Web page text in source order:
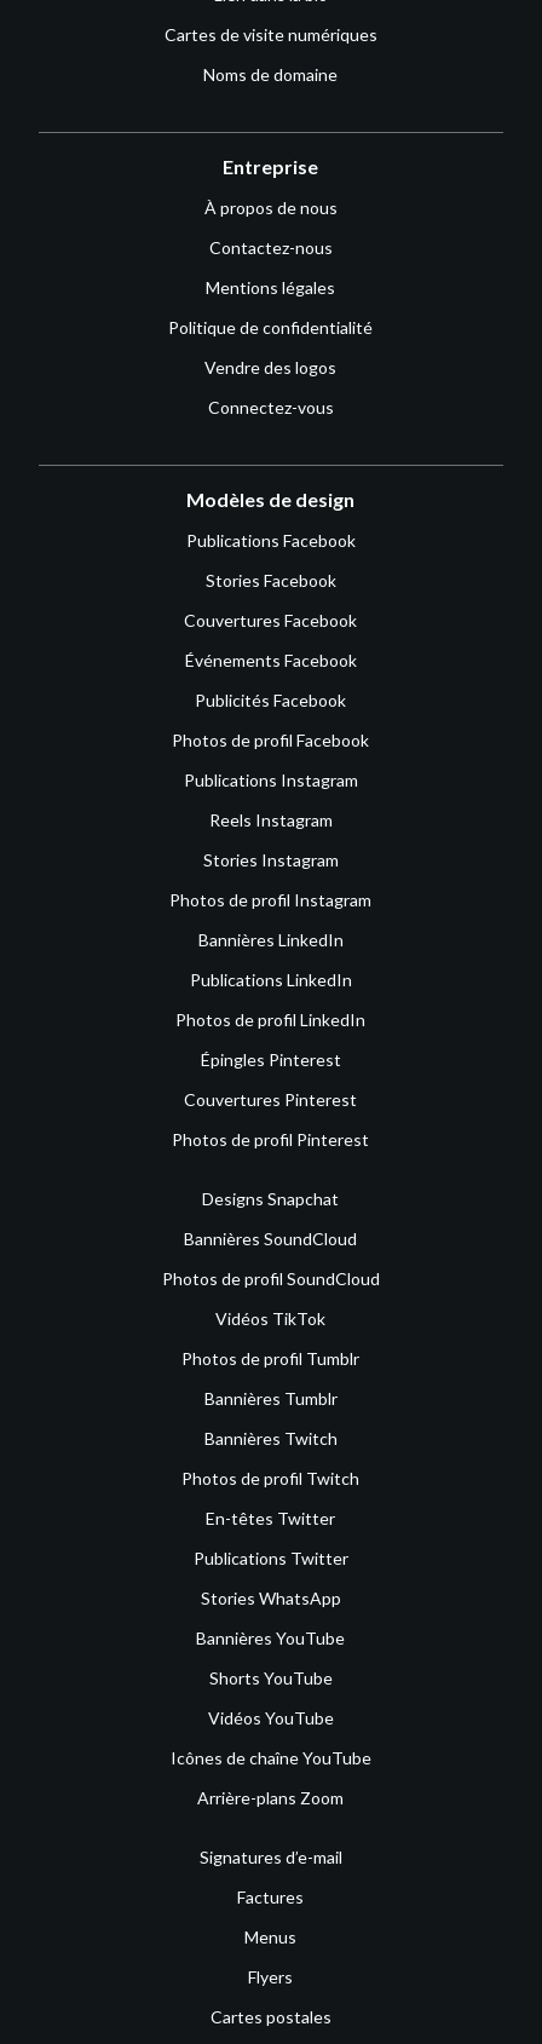
Cartes de visite numériques
Noms de domaine
Entreprise
À propos de nous
Contactez-nous
Mentions légales
Politique de confidentialité
Vendre des logos
Connectez-vous
Modèles de design
Publications Facebook
Stories Facebook
Couvertures Facebook
Événements Facebook
Publicités Facebook
Photos de profil Facebook
Publications Instagram
Reels Instagram
Stories Instagram
Photos de profil Instagram
Bannières LinkedIn
Publications LinkedIn
Photos de profil LinkedIn
Épingles Pinterest
Couvertures Pinterest
Photos de profil Pinterest
Designs Snapchat
Bannières SoundCloud
Photos de profil SoundCloud
Vidéos TikTok
Photos de profil Tumblr
Bannières Tumblr
Bannières Twitch
Photos de profil Twitch
En-têtes Twitter
Publications Twitter
Stories WhatsApp
Bannières YouTube
Shorts YouTube
Vidéos YouTube
Icônes de chaîne YouTube
Arrière-plans Zoom
Signatures d’e-mail
Factures
Menus
Flyers
Cartes postales